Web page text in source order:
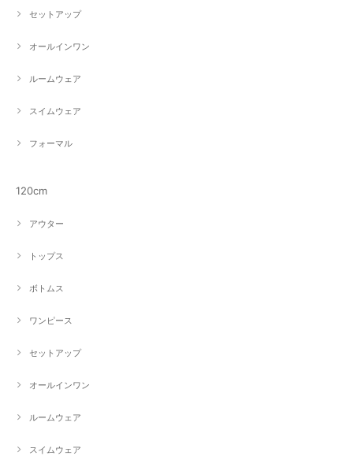
セットアップ
オールインワン
ルームウェア
スイムウェア
フォーマル
120cm
アウター
トップス
ボトムス
ワンピース
セットアップ
オールインワン
ルームウェア
スイムウェア